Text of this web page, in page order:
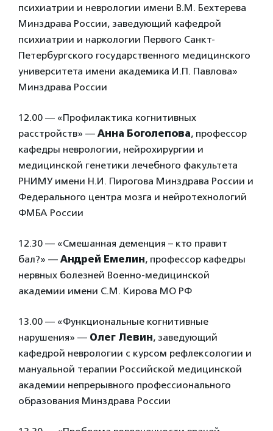
психиатрии и неврологии имени В.М. Бехтерева
Минздрава России, заведующий кафедрой
психиатрии и наркологии Первого Санкт-
Петербургского государственного медицинского
университета имени академика И.П. Павлова»
Минздрава России
12.00 — «Профилактика когнитивных
расстройств» — Анна Боголепова, профессор
кафедры неврологии, нейрохирургии и
медицинской генетики лечебного факультета
РНИМУ имени Н.И. Пирогова Минздрава России и
Федерального центра мозга и нейротехнологий
ФМБА России
12.30 — «Смешанная деменция – кто правит
бал?» — Андрей Емелин, профессор кафедры
нервных болезней Военно-медицинской
академии имени С.М. Кирова МО РФ
13.00 — «Функциональные когнитивные
нарушения» — Олег Левин, заведующий
кафедрой неврологии с курсом рефлексологии и
мануальной терапии Российской медицинской
академии непрерывного профессионального
образования Минздрава России